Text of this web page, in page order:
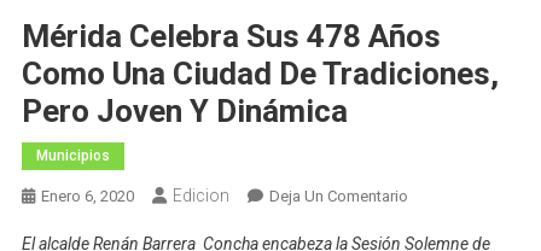
Mérida Celebra Sus 478 Años
Como Una Ciudad De Tradiciones,
Pero Joven Y Dinámica
Municipios
Enero 6, 2020 Edicion Deja Un ComentarioEn
El alcalde Renán Barrera Concha encabeza la Sesión Solemne de